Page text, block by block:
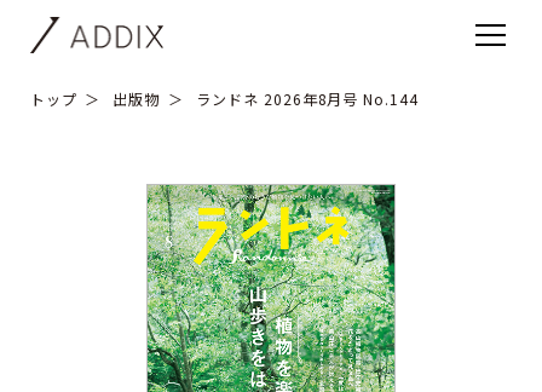
トップ 出版物 ランドネ 2026年8月号 No.144